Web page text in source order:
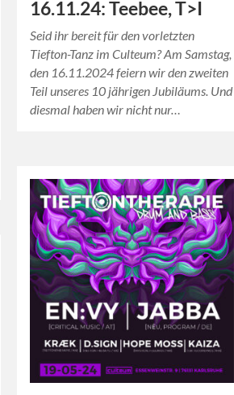
16.11.24: Teebee, T>I
Seid ihr bereit für den vorletzten
Tiefton-Tanz im Culteum? Am Samstag,
den 16.11.2024 feiern wir den zweiten
Teil unseres 10 jährigen Jubiläums. Und
diesmal haben wir nicht nur…